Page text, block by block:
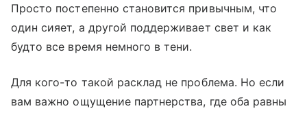
Просто постепенно становится привычным, что
один сияет, а другой поддерживает свет и как
будто все время немного в тени.
Для кого-то такой расклад не проблема. Но если
вам важно ощущение партнерства, где оба равны